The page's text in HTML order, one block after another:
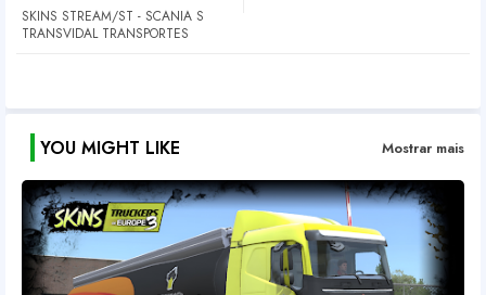
SKINS STREAM/ST - SCANIA S
TRANSVIDAL TRANSPORTES
YOU MIGHT LIKE Mostrar mais